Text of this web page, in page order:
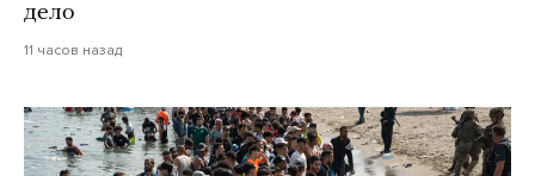
дело
11 часов назад